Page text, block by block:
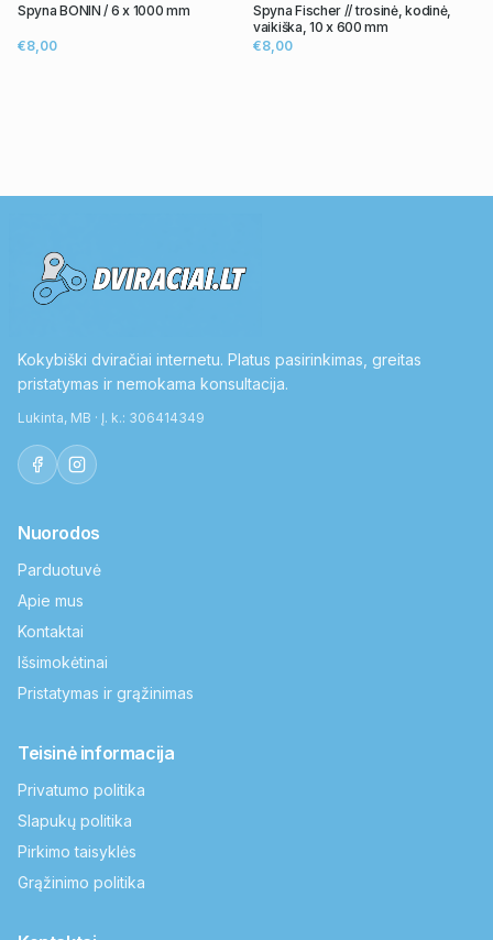
Spyna BONIN / 6 x 1000 mm
€8,00
Spyna Fischer // trosinė, kodinė,
vaikiška, 10 x 600 mm
€8,00
Kokybiški dviračiai internetu. Platus pasirinkimas, greitas
pristatymas ir nemokama konsultacija.
Lukinta, MB · Į. k.: 306414349
Nuorodos
Parduotuvė
Apie mus
Kontaktai
Išsimokėtinai
Pristatymas ir grąžinimas
Teisinė informacija
Privatumo politika
Slapukų politika
Pirkimo taisyklės
Grąžinimo politika